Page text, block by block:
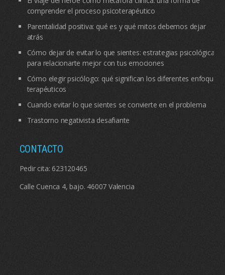
comprender el proceso psicoterapéutico
Parentalidad positiva: qué es y qué mitos debemos dejar
atrás
Cómo dejar de evitar lo que sientes: estrategias psicológicas
para relacionarte mejor con tus emociones
Cómo elegir psicólogo: qué significan los diferentes enfoques
terapéuticos
Cuando evitar lo que sientes se convierte en el problema
Trastorno negativista desafiante
CONTACTO
Pedir cita: 623120465
Calle Cuenca 4, bajo. 46007 Valencia